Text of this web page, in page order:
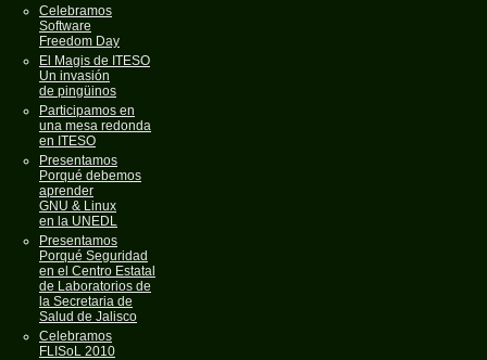
Celebramos
Software
Freedom Day
El Magis de ITESO
Un invasión
de pingüinos
Participamos en
una mesa redonda
en ITESO
Presentamos
Porqué debemos
aprender
GNU & Linux
en la UNEDL
Presentamos
Porqué Seguridad
en el Centro Estatal
de Laboratorios de
la Secretaria de
Salud de Jalisco
Celebramos
FLISoL 2010